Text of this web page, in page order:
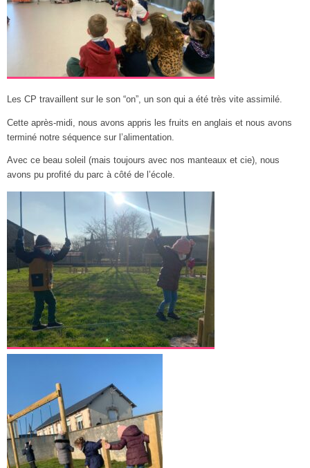
Les CP travaillent sur le son “on”, un son qui a été très vite assimilé.
Cette après-midi, nous avons appris les fruits en anglais et nous avons
terminé notre séquence sur l’alimentation.
Avec ce beau soleil (mais toujours avec nos manteaux et cie), nous
avons pu profité du parc à côté de l’école.